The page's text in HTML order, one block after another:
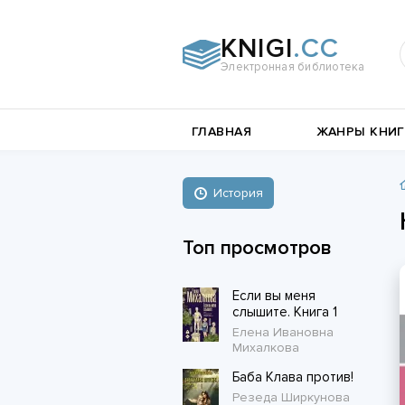
KNIGI.CC
Электронная библиотека
ГЛАВНАЯ ЖАНРЫ КНИГ
Книги о войне
Короткие любовные романы
История
Топ просмотров
Если вы меня
слышите. Книга 1
Елена Ивановна
Михалкова
Баба Клава против!
Резеда Ширкунова
Документальная